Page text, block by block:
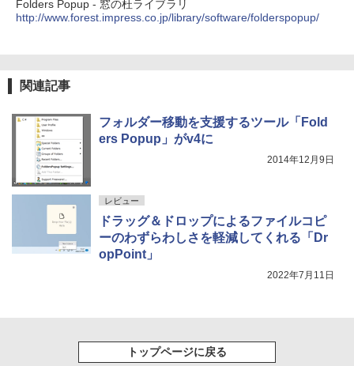
き、グラファイト
Folders Popup - 窓の杜ライブラリ
http://www.forest.impress.co.jp/library/software/folderspopup/
関連記事
フォルダー移動を支援するツール「Fold
ers Popup」がv4に
2014年12月9日
レビュー
ドラッグ＆ドロップによるファイルコピ
ーのわずらわしさを軽減してくれる「Dr
opPoint」
2022年7月11日
トップページに戻る